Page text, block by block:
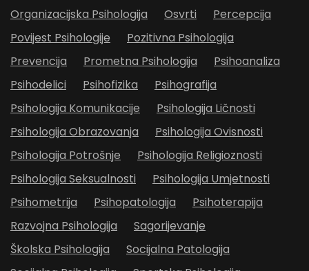
Organizacijska Psihologija
Osvrti
Percepcija
Povijest Psihologije
Pozitivna Psihologija
Prevencija
Prometna Psihologija
Psihoanaliza
Psihodelici
Psihofizika
Psihografija
Psihologija Komunikacije
Psihologija Ličnosti
Psihologija Obrazovanja
Psihologija Ovisnosti
Psihologija Potrošnje
Psihologija Religioznosti
Psihologija Seksualnosti
Psihologija Umjetnosti
Psihometrija
Psihopatologija
Psihoterapija
Razvojna Psihologija
Sagorijevanje
Školska Psihologija
Socijalna Patologija